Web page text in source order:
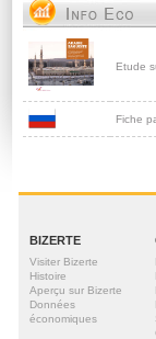
Etude
Fiche
BIZERTE
Visiter Bizerte
Histoire
Aperçu sur Bizerte
Données
économiques